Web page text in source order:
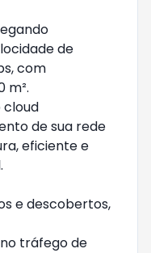
de
com
m².
de sua rede
eficiente e
e descobertos,
tráfego de